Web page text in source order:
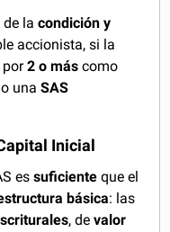
de lacondición y
accionista, si la
por2 o máscomo
unaSAS
Inicial
essuficiente que el
básica: las
, devalor